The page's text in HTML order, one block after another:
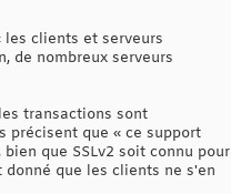
clients et serveurs
de nombreux serveurs
transactions sont
précisent que « ce support
que SSLv2 soit connu pour
que les clients ne s'en